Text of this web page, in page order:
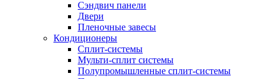
Сэндвич панели
Двери
Пленочные завесы
Кондиционеры
Сплит-системы
Мульти-сплит системы
Полупромышленные сплит-системы